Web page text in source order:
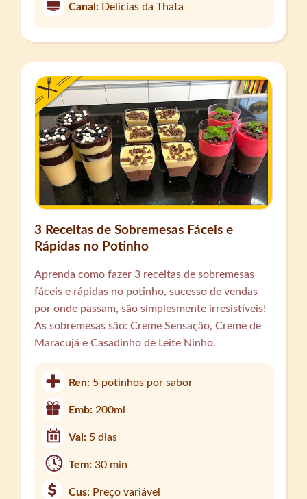
Canal: Delícias da Thata
3 Receitas de Sobremesas Fáceis e
Rápidas no Potinho
Aprenda como fazer 3 receitas de sobremesas
fáceis e rápidas no potinho, sucesso de vendas
por onde passam, são simplesmente irresistíveis!
As sobremesas são: Creme Sensação, Creme de
Maracujá e Casadinho de Leite Ninho.
Ren: 5 potinhos por sabor
Emb: 200ml
Val: 5 dias
Tem:30 min
Cus: Preço variável